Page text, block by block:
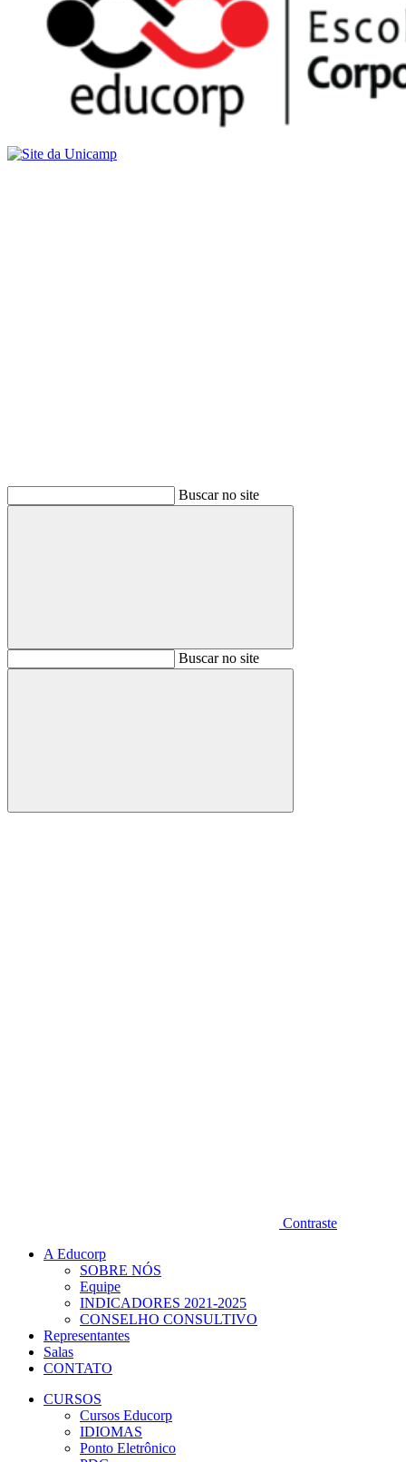
Buscar no site
BuscarBuscar no site
Buscar
Contraste
A Educorp
SOBRE NÓS
Equipe
INDICADORES 2021-2025
CONSELHO CONSULTIVO
Representantes
Salas
CONTATO
CURSOS
Cursos Educorp
IDIOMAS
Ponto Eletrônico